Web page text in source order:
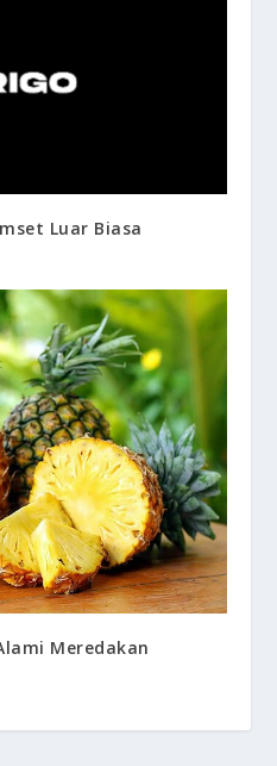
Luar Biasa
Meredakan